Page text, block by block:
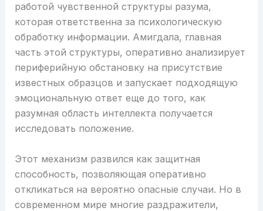
работой чувственной структуры разума,
которая ответственна за психологическую
обработку информации. Амигдала, главная
часть этой структуры, оперативно анализирует
периферийную обстановку на присутствие
известных образцов и запускает подходящую
эмоциональную ответ еще до того, как
разумная область интеллекта получается
исследовать положение.
Этот механизм развился как защитная
способность, позволяющая оперативно
откликаться на вероятно опасные случаи. Но в
современном мире многие раздражители,